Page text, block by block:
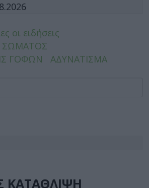
οι ειδήσεις
ΣΩΜΑΤΟΣ
ΓΟΦΩΝ
ΑΔΥΝΑΤΙΣΜΑ
ΚΑΤΑΘΛΙΨΗ